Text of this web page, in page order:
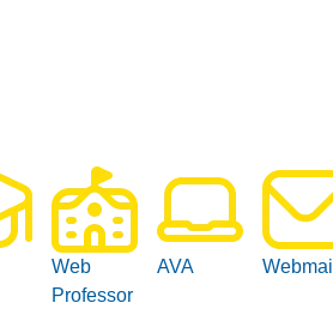
Web
Professor
AVA Webmail